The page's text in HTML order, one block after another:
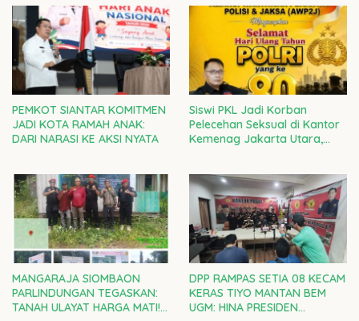
PEMKOT SIANTAR KOMITMEN
JADI KOTA RAMAH ANAK:
DARI NARASI KE AKSI NYATA
Siswi PKL Jadi Korban
Pelecehan Seksual di Kantor
Kemenag Jakarta Utara,
MANGARAJA SIOMBAON
PARLINDUNGAN TEGASKAN:
TANAH ULAYAT HARGA MATI!
DPP RAMPAS SETIA 08 KECAM
KERAS TIYO MANTAN BEM
UGM: HINA PRESIDEN